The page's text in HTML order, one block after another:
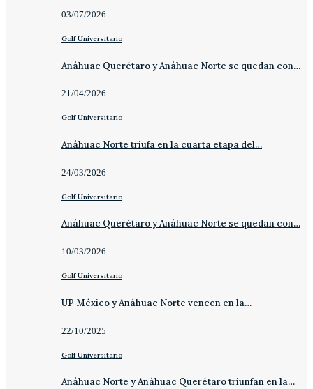
03/07/2026
Golf Universitario
Anáhuac Querétaro y Anáhuac Norte se quedan con…
21/04/2026
Golf Universitario
Anáhuac Norte triufa en la cuarta etapa del…
24/03/2026
Golf Universitario
Anáhuac Querétaro y Anáhuac Norte se quedan con…
10/03/2026
Golf Universitario
UP México y Anáhuac Norte vencen en la…
22/10/2025
Golf Universitario
Anáhuac Norte y Anáhuac Querétaro triunfan en la…